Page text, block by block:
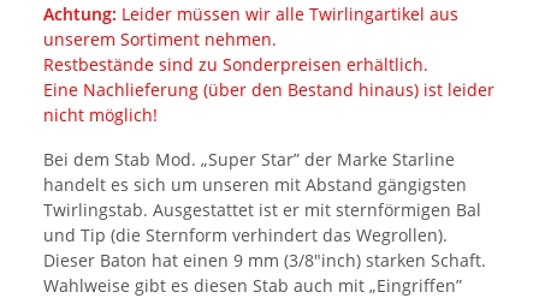
Achtung: Leider müssen wir alle Twirlingartikel aus
unserem Sortiment nehmen.
Restbestände sind zu Sonderpreisen erhältlich.
Eine Nachlieferung (über den Bestand hinaus) ist leider
nicht möglich!
Bei dem Stab Mod. „Super Star” der Marke Starline
handelt es sich um unseren mit Abstand gängigsten
Twirlingstab. Ausgestattet ist er mit sternförmigen Bal
und Tip (die Sternform verhindert das Wegrollen).
Dieser Baton hat einen 9 mm (3/8"inch) starken Schaft.
Wahlweise gibt es diesen Stab auch mit „Eingriffen”